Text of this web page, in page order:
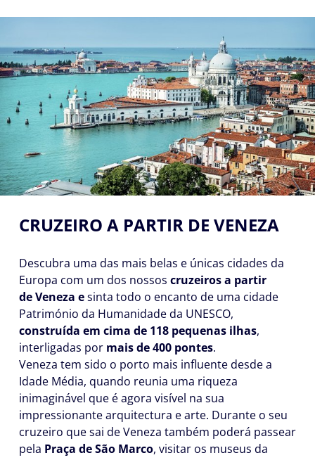
CRUZEIRO A PARTIR DE VENEZA
Descubra uma das mais belas e únicas cidades da
Europa com um dos nossos cruzeiros a partir
de Veneza esinta todo o encanto de uma cidade
Património da Humanidade da UNESCO,
construída em cima de 118 pequenas ilhas,
interligadas por mais de400 pontes.
Veneza tem sido o porto mais influente desde a
Idade Média, quando reunia uma riqueza
inimaginável que é agora visível na sua
impressionante arquitectura e arte. Durante o seu
cruzeiro que sai de Veneza também poderá passear
pela Praça de São Marco, visitar os museus da